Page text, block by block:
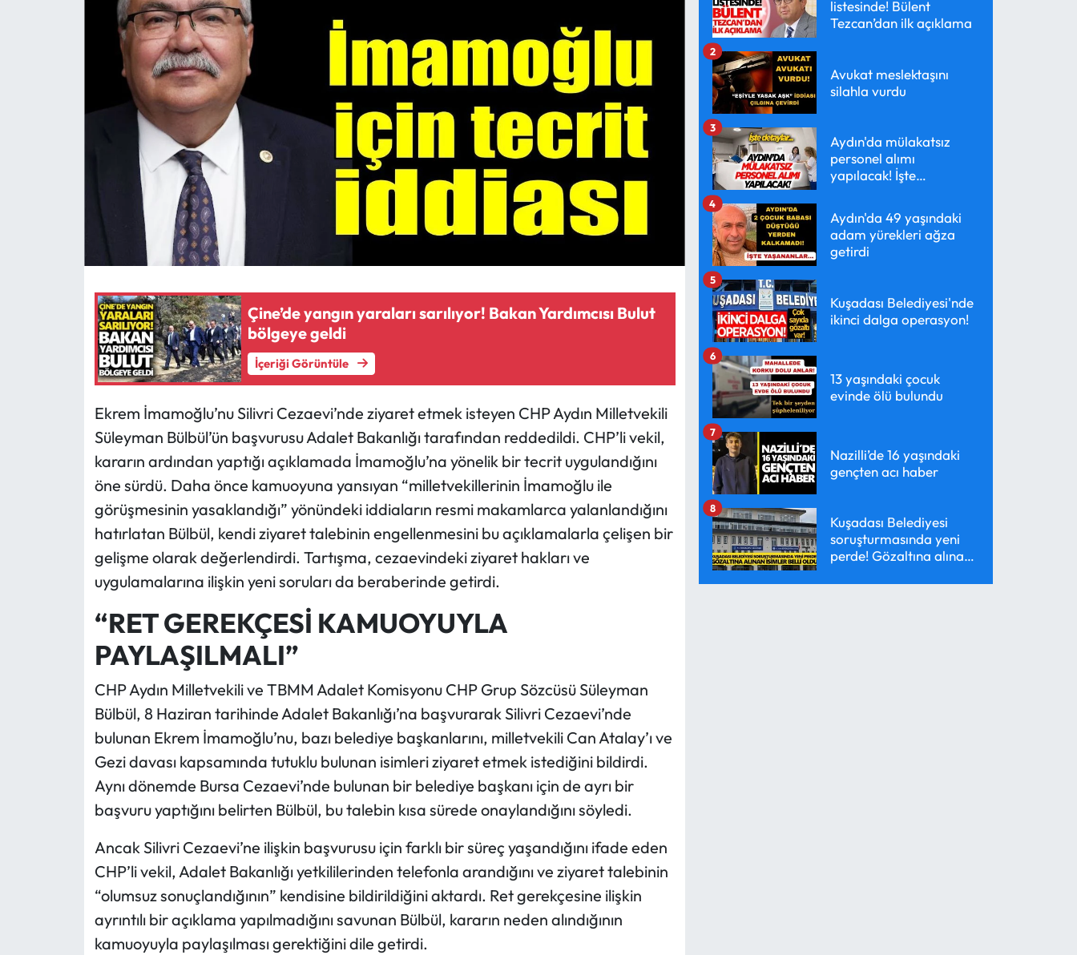
Çine’de yangın yaraları sarılıyor! Bakan Yardımcısı Bulut
bölgeye geldi
İçeriği Görüntüle
Ekrem İmamoğlu’nu Silivri Cezaevi’nde ziyaret etmek isteyen CHP Aydın Milletvekili
Süleyman Bülbül’ün başvurusu Adalet Bakanlığı tarafından reddedildi. CHP’li vekil,
kararın ardından yaptığı açıklamada İmamoğlu’na yönelik bir tecrit uygulandığını
öne sürdü. Daha önce kamuoyuna yansıyan “milletvekillerinin İmamoğlu ile
görüşmesinin yasaklandığı” yönündeki iddiaların resmi makamlarca yalanlandığını
hatırlatan Bülbül, kendi ziyaret talebinin engellenmesini bu açıklamalarla çelişen bir
gelişme olarak değerlendirdi. Tartışma, cezaevindeki ziyaret hakları ve
uygulamalarına ilişkin yeni soruları da beraberinde getirdi.
“RET GEREKÇESİ KAMUOYUYLA
PAYLAŞILMALI”
CHP Aydın Milletvekili ve TBMM Adalet Komisyonu CHP Grup Sözcüsü Süleyman
Bülbül, 8 Haziran tarihinde Adalet Bakanlığı’na başvurarak Silivri Cezaevi’nde
bulunan Ekrem İmamoğlu’nu, bazı belediye başkanlarını, milletvekili Can Atalay’ı ve
Gezi davası kapsamında tutuklu bulunan isimleri ziyaret etmek istediğini bildirdi.
Aynı dönemde Bursa Cezaevi’nde bulunan bir belediye başkanı için de ayrı bir
başvuru yaptığını belirten Bülbül, bu talebin kısa sürede onaylandığını söyledi.
Ancak Silivri Cezaevi’ne ilişkin başvurusu için farklı bir süreç yaşandığını ifade eden
CHP’li vekil, Adalet Bakanlığı yetkililerinden telefonla arandığını ve ziyaret talebinin
“olumsuz sonuçlandığının” kendisine bildirildiğini aktardı. Ret gerekçesine ilişkin
ayrıntılı bir açıklama yapılmadığını savunan Bülbül, kararın neden alındığının
kamuoyuyla paylaşılması gerektiğini dile getirdi.
listesinde! Bülent
Tezcan’dan ilk açıklama
Avukat meslektaşını
silahla vurdu
2
Aydın'da mülakatsız
personel alımı
yapılacak! İşte
3
Aydın'da 49 yaşındaki
adam yürekleri ağza
getirdi
4
Kuşadası Belediyesi'nde
ikinci dalga operasyon!
5
13 yaşındaki çocuk
evinde ölü bulundu
6
Nazilli’de 16 yaşındaki
gençten acı haber
7
Kuşadası Belediyesi
soruşturmasında yeni
perde! Gözaltına alınan
8
SİYASET
RESMİ İLANLAR
HABER İLAN